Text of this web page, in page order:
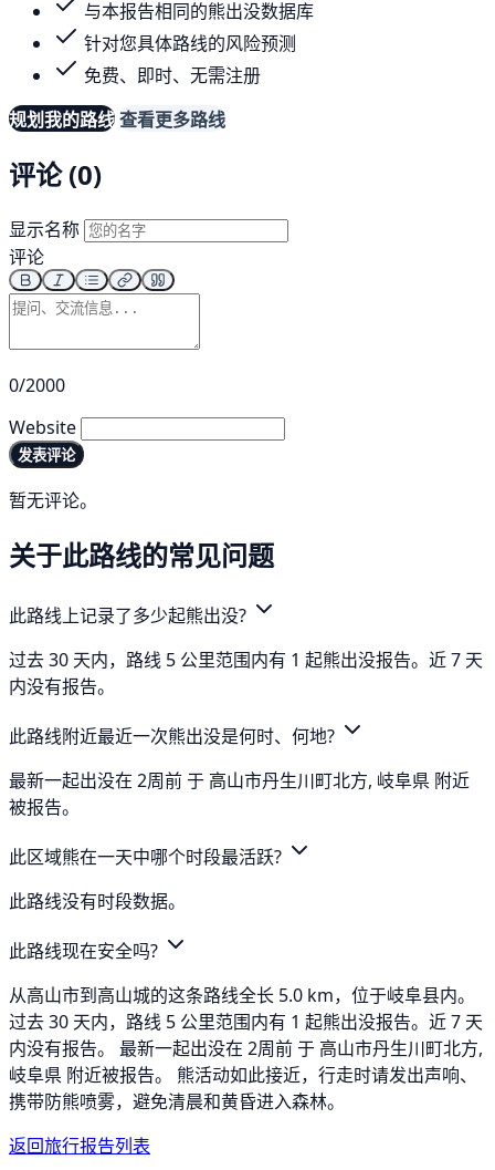
与本报告相同的熊出没数据库
针对您具体路线的风险预测
免费、即时、无需注册
规划我的路线查看更多路线
评论 (0)
显示名称
评论
0/2000
Website
发表评论
暂无评论。
关于此路线的常见问题
此路线上记录了多少起熊出没?
过去 30 天内，路线 5 公里范围内有 1 起熊出没报告。近 7 天
内没有报告。
此路线附近最近一次熊出没是何时、何地?
最新一起出没在 2周前 于 高山市丹生川町北方, 岐阜県 附近
被报告。
此区域熊在一天中哪个时段最活跃?
此路线没有时段数据。
此路线现在安全吗?
从高山市到高山城的这条路线全长 5.0 km，位于岐阜县内。
过去 30 天内，路线 5 公里范围内有 1 起熊出没报告。近 7 天
内没有报告。 最新一起出没在 2周前 于 高山市丹生川町北方,
岐阜県 附近被报告。 熊活动如此接近，行走时请发出声响、
携带防熊喷雾，避免清晨和黄昏进入森林。
返回旅行报告列表